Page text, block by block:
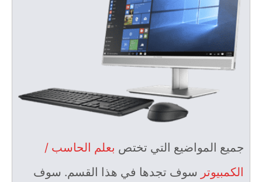
جميع المواضيع التي تختص بعلم الحاسب /
الكمبيوتر سوف تجدها في هذا القسم. سوف